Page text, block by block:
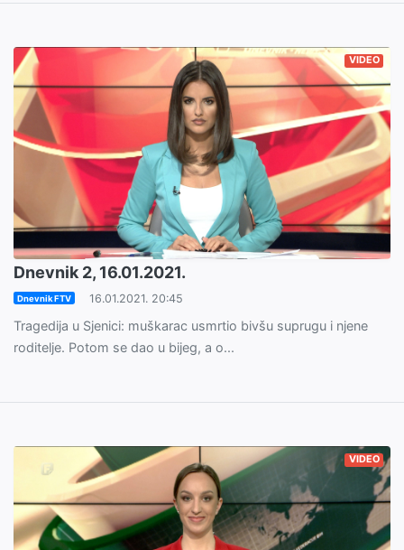
VIDEO
Dnevnik 2, 16.01.2021.
Dnevnik FTV 16.01.2021. 20:45
Tragedija u Sjenici: muškarac usmrtio bivšu suprugu i njene
roditelje. Potom se dao u bijeg, a o...
VIDEO